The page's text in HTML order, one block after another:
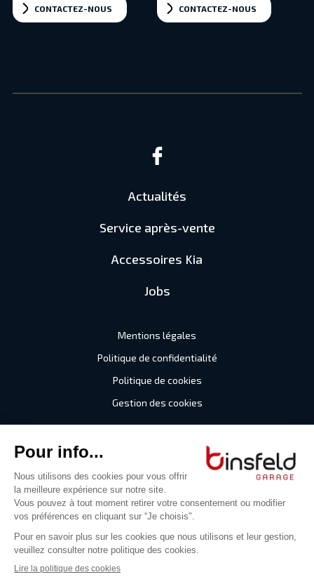
CONTACTEZ-NOUS CONTACTEZ-NOUS
Actualités
Service après-vente
Accessoires Kia
Jobs
Mentions légales
Politique de confidentialité
Politique de cookies
Gestion des cookies
Digitalised by